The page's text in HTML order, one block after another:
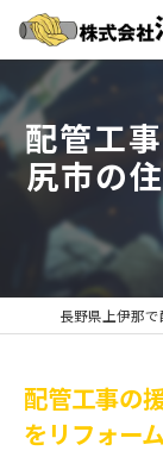
配管工
尻市の
配管工事の
をリフォー